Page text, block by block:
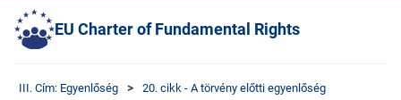
EU Charter of Fundamental Rights
III. Cím: Egyenlőség
20. cikk - A törvény előtti egyenlőség